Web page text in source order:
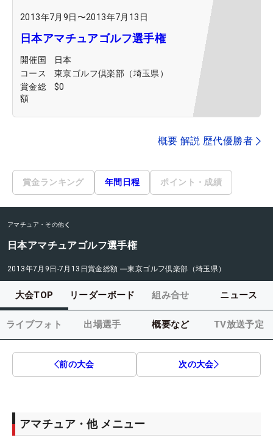
2013年7月9日 〜2013年7月13日
日本アマチュアゴルフ選手権
開催国
日本
コース
東京ゴルフ倶楽部（埼玉県）
賞金総
額
$0
概要 解説 歴代優勝者
賞金ランキング 年間日程 ポイント・成績
アマチュア・その他
日本アマチュアゴルフ選手権
2013年7月9日-7月13日賞金総額 ―東京ゴルフ倶楽部（埼玉県）
大会TOP リーダーボード 組み合せ ニュース
ライブフォト 出場選手 概要など TV放送予定
前の大会 次の大会
アマチュア・他 メニュー